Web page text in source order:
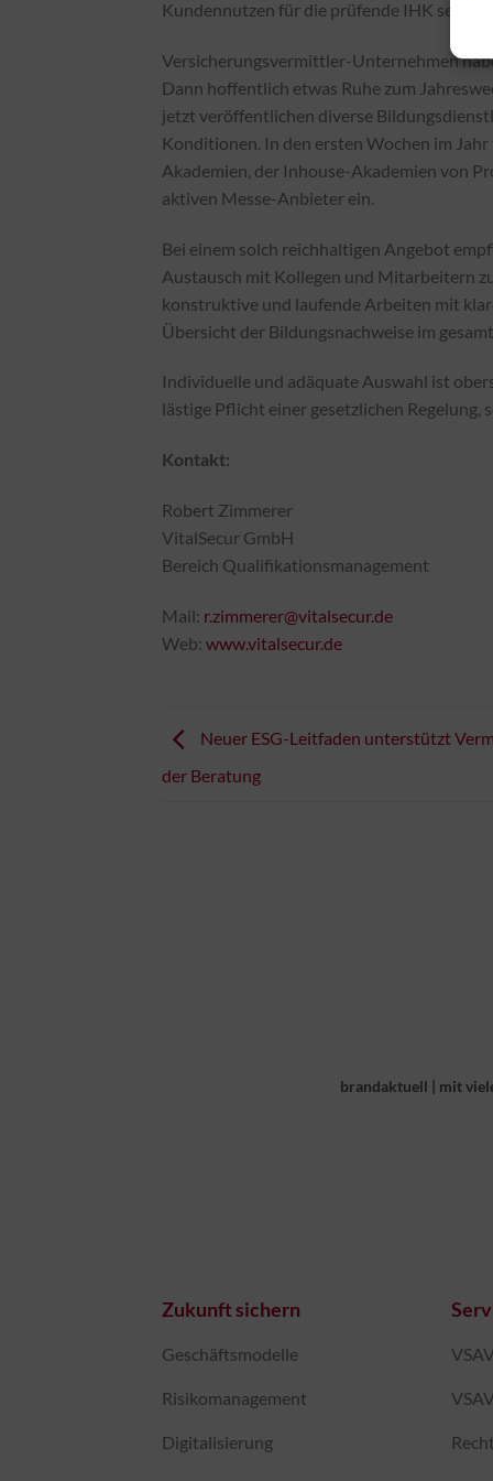
Kundennutzen für die prüfende IHK
Versicherungsvermittler-Unternehmen
Dann hoffentlich etwas Ruhe zum
jetzt veröffentlichen diverse
Konditionen. In den ersten Wochen im
Akademien, der Inhouse-Akademien von
aktiven Messe-Anbieter ein.
Bei einem solch reichhaltigen Angebot
Austausch mit Kollegen und Mitarbeitern
konstruktive und laufende Arbeiten mit
Übersicht der Bildungsnachweise im
Individuelle und adäquate Auswahl ist
lästige Pflicht einer gesetzlichen
Kontakt:
Robert Zimmerer
VitalSecur GmbH
Bereich Qualifikationsmanagement
Mail: r.zimmerer@vitalsecur.de
Web: www.vitalsecur.de
Neuer ESG-Leitfaden unterstützt
der Beratung
brandaktuell | mit
Zukunft sichern
Geschäftsmodelle
Risikomanagement
Digitalisierung